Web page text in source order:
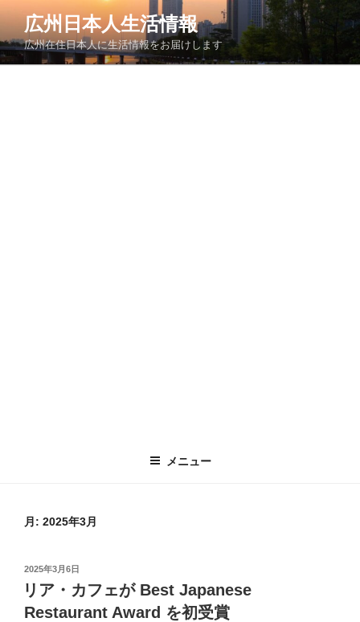
コ
ン
テ
ン
広州日本人生活情報
広州在住日本人に生活情報をお届けします
メニュー
月: 2025年3月
投
稿
日:
2025年3月6日
リア・カフェが Best Japanese
Restaurant Award を初受賞